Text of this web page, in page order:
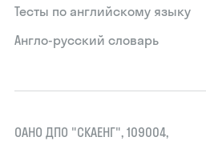
Тесты по английскому языку
Англо-русский словарь
ОАНО ДПО "СКАЕНГ", 109004,